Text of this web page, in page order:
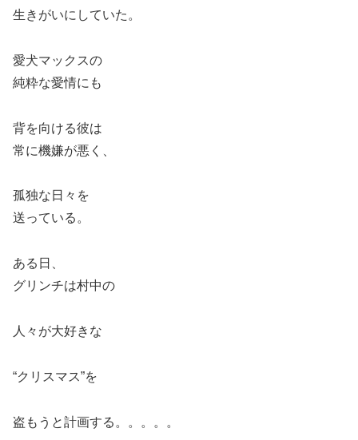
生きがいにしていた。
愛犬マックスの
純粋な愛情にも
背を向ける彼は
常に機嫌が悪く、
孤独な日々を
送っている。
ある日、
グリンチは村中の
人々が大好きな
“クリスマス”を
盗もうと計画する。。。。。